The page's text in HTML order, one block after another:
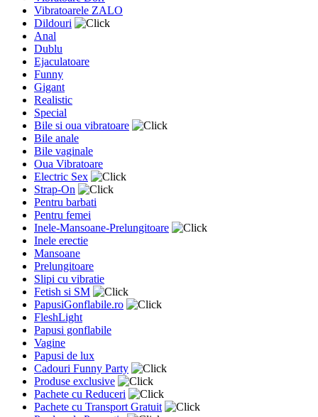
Vibratoarele ZALO
Dildouri
Anal
Dublu
Ejaculatoare
Funny
Gigant
Realistic
Special
Bile si oua vibratoare
Bile anale
Bile vaginale
Oua Vibratoare
Electric Sex
Strap-On
Pentru barbati
Pentru femei
Inele-Mansoane-Prelungitoare
Inele erectie
Mansoane
Prelungitoare
Slipi cu vibratie
Fetish si SM
PapusiGonflabile.ro
FleshLight
Papusi gonflabile
Vagine
Papusi de lux
Cadouri Funny Party
Produse exclusive
Pachete cu Reduceri
Pachete cu Transport Gratuit